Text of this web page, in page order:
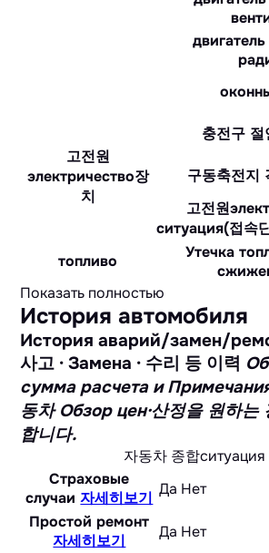
고전원
электричество장
치
충전구
구동축전지
고전원
ситуация(접속
топливо
Утечка
Показать полностью
История автомобиля
История аварий/замен/
사고 · Замена · 수리 등 이력
сумма расчета и
동차 Обзор цен·산정을 원하는
합니다.
자동차 종합ситуация
Страховые
случаи자세히보기 Да Нет
Простой ремонт
자세히보기
Да Нет